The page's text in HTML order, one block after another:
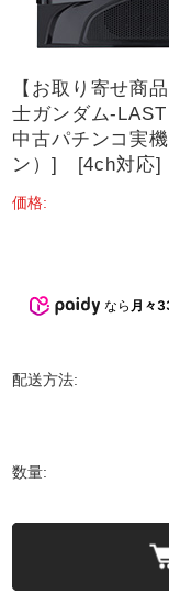
【お取り寄せ商
士ガンダム-
中古パチンコ実
ン）] [4ch対応]
価格:
なら 月々
配送方法:
数量: